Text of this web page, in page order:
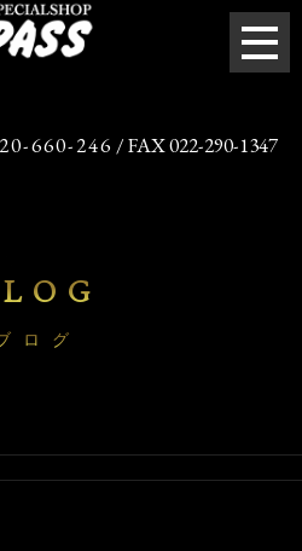
660-246 / FAX 022-290-1347
ログ